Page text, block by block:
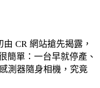
CR 網站搶先揭露，
簡單：一台早就停產、
測器隨身相機，究竟